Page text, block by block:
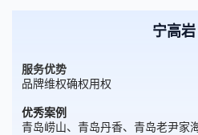
宁高岩
服务优势
品牌维权确权用权
优秀案例
青岛崂山、青岛丹香、青岛老尹家